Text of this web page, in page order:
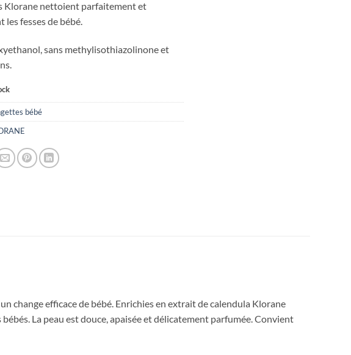
Klorane nettoient parfaitement et
les fesses de bébé.
sans methylisothiazolinone et
bébé
change efficace de bébé. Enrichies en extrait de calendula Klorane
La peau est douce, apaisée et délicatement parfumée. Convient